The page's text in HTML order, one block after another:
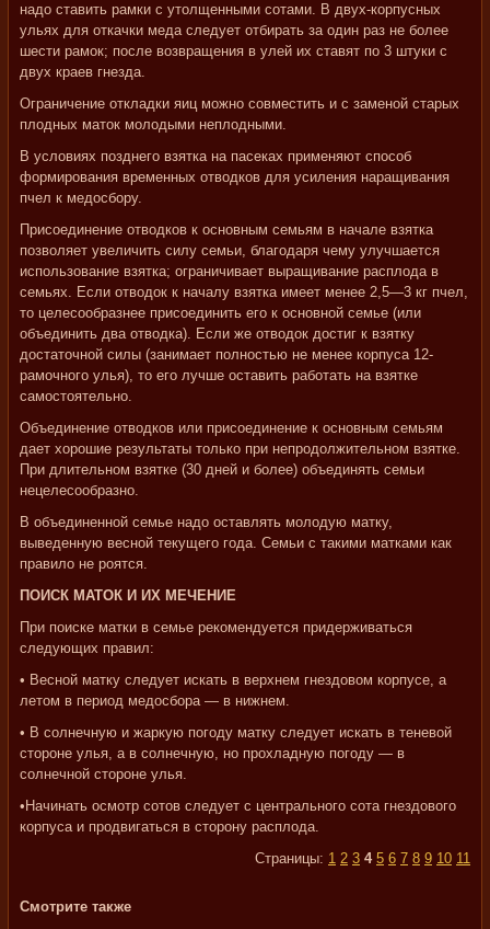
надо ставить рамки с утолщенными сотами. В двух-корпусных
ульях для откачки меда следует отбирать за один раз не более
шести рамок; после возвращения в улей их ставят по 3 штуки с
двух краев гнезда.
Ограничение откладки яиц можно совместить и с заменой старых
плодных маток молодыми неплодными.
В условиях позднего взятка на пасеках применяют способ
формирования временных отводков для усиления наращивания
пчел к медосбору.
Присоединение отводков к основным семьям в начале взятка
позволяет увеличить силу семьи, благодаря чему улучшается
использование взятка; ограничивает выращивание расплода в
семьях. Если отводок к началу взятка имеет менее 2,5—3 кг пчел,
то целесообразнее присоединить его к основной семье (или
объединить два отводка). Если же отводок достиг к взятку
достаточной силы (занимает полностью не менее корпуса 12-
рамочного улья), то его лучше оставить работать на взятке
самостоятельно.
Объединение отводков или присоединение к основным семьям
дает хорошие результаты только при непродолжительном взятке.
При длительном взятке (30 дней и более) объединять семьи
нецелесообразно.
В объединенной семье надо оставлять молодую матку,
выведенную весной текущего года. Семьи с такими матками как
правило не роятся.
ПОИСК МАТОК И ИХ МЕЧЕНИЕ
При поиске матки в семье рекомендуется придерживаться
следующих правил:
• Весной матку следует искать в верхнем гнездовом корпусе, а
летом в период медосбора — в нижнем.
• В солнечную и жаркую погоду матку следует искать в теневой
стороне улья, а в солнечную, но прохладную погоду — в
солнечной стороне улья.
•Начинать осмотр сотов следует с центрального сота гнездового
корпуса и продвигаться в сторону расплода.
Страницы: 1 2 3 4 5 6 7 8 9 10 11
Смотрите также